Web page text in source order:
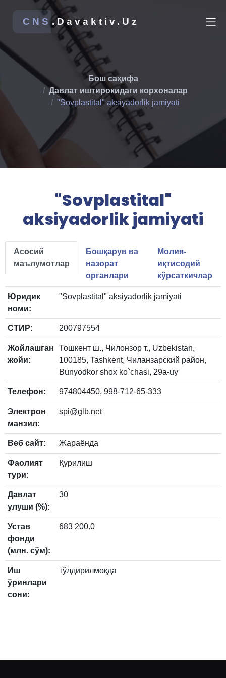
CNS.Davaktiv.Uz
Бош саҳифа
Давлат иштирокидаги корхоналар
"Sovplastital" aksiyadorlik jamiyati
"Sovplastital"
aksiyadorlik jamiyati
Асосий
маълумотлар
Бошқарув ва
назорат
органлари
Молия-
иқтисодий
кўрсаткичлар
Юридик
номи:
"Sovplastital" aksiyadorlik jamiyati
СТИР: 200797554
Жойлашган
жойи:
Тошкент ш., Чилонзор т., Uzbekistan,
100185, Tashkent, Чиланзарский район,
Bunyodkor shox ko`chasi, 29a-uy
Телефон: 974804450, 998-712-65-333
Электрон
манзил:
spi@glb.net
Веб сайт: Жараёнда
Фаолият
тури:
Қурилиш
Давлат
улуши (%):
30
Устав
фонди
(млн. сўм):
683 200.0
Иш
ўринлари
сони:
тўлдирилмоқда